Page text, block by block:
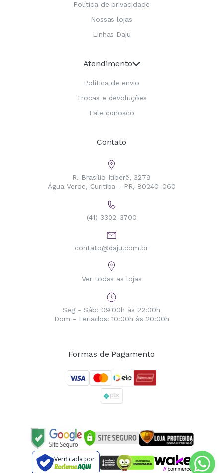
Política de privacidade
Nossas lojas
Linhas Daju
Atendimento
Política de envio
Trocas e devoluções
Fale conosco
Contato
R. Brasílio Itiberê, 3279
Água Verde, Curitiba - PR, 80240-060
(41) 3302-3700
contato@daju.com.br
Ver todas as lojas
Seg - Sáb: 09:00h às 22:00h
Dom - Feriados: 10:00h às 20:00h
Formas de Pagamento
Verificada por